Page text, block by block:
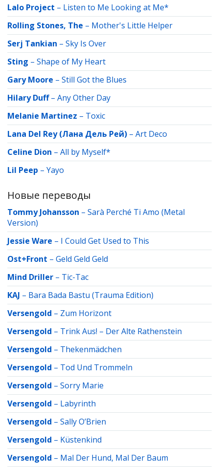
Lalo Project – Listen to Me Looking at Me*
Rolling Stones, The – Mother's Little Helper
Serj Tankian – Sky Is Over
Sting – Shape of My Heart
Gary Moore – Still Got the Blues
Hilary Duff– Any Other Day
Melanie Martinez – Toxic
Lana Del Rey (Лана Дель Рей) – Art Deco
Celine Dion – All by Myself*
Lil Peep – Yayo
Новые переводы
Tommy Johansson – Sarà Perché Ti Amo (Metal
Version)
Jessie Ware – I Could Get Used to This
Ost+Front – Geld Geld Geld
Mind Driller – Tic-Tac
KAJ – Bara Bada Bastu (Trauma Edition)
Versengold – Zum Horizont
Versengold – Trink Aus! – Der Alte Rathenstein
Versengold – Thekenmädchen
Versengold – Tod Und Trommeln
Versengold – Sorry Marie
Versengold – Labyrinth
Versengold – Sally O’Brien
Versengold – Küstenkind
Versengold – Mal Der Hund, Mal Der Baum